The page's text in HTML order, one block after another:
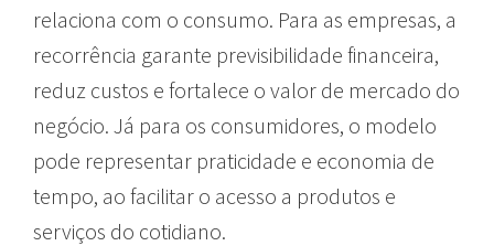
relaciona com o consumo. Para as empresas, a
recorrência garante previsibilidade financeira,
reduz custos e fortalece o valor de mercado do
negócio. Já para os consumidores, o modelo
pode representar praticidade e economia de
tempo, ao facilitar o acesso a produtos e
serviços do cotidiano.